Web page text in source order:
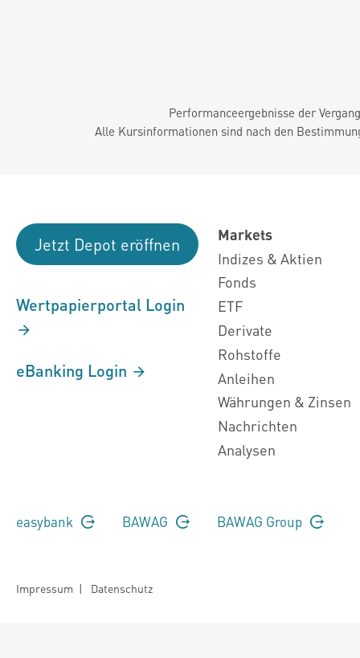
Performanceergebnisse der
Alle Kursinformationen sind nach den
Jetzt Depot eröffnen
Wertpapierportal Login
eBanking Login
Markets
Indizes & Aktien
Fonds
ETF
Derivate
Rohstoffe
Anleihen
Währungen & Zinsen
Nachrichten
Analysen
easybank BAWAG BAWAG Group
Impressum | Datenschutz